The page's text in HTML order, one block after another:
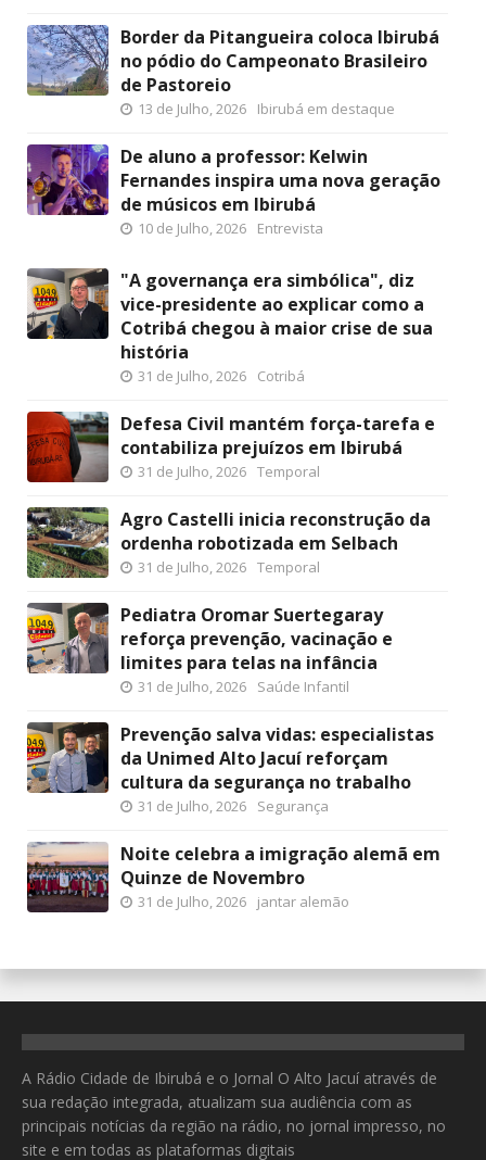
Border da Pitangueira coloca Ibirubá
no pódio do Campeonato Brasileiro
de Pastoreio
13 de Julho, 2026 Ibirubá em destaque
De aluno a professor: Kelwin
Fernandes inspira uma nova geração
de músicos em Ibirubá
10 de Julho, 2026 Entrevista
"A governança era simbólica", diz
vice-presidente ao explicar como a
Cotribá chegou à maior crise de sua
história
31 de Julho, 2026 Cotribá
Defesa Civil mantém força-tarefa e
contabiliza prejuízos em Ibirubá
31 de Julho, 2026 Temporal
Agro Castelli inicia reconstrução da
ordenha robotizada em Selbach
31 de Julho, 2026 Temporal
Pediatra Oromar Suertegaray
reforça prevenção, vacinação e
limites para telas na infância
31 de Julho, 2026 Saúde Infantil
Prevenção salva vidas: especialistas
da Unimed Alto Jacuí reforçam
cultura da segurança no trabalho
31 de Julho, 2026 Segurança
Noite celebra a imigração alemã em
Quinze de Novembro
31 de Julho, 2026 jantar alemão
A Rádio Cidade de Ibirubá e o Jornal O Alto Jacuí através de
sua redação integrada, atualizam sua audiência com as
principais notícias da região na rádio, no jornal impresso, no
site e em todas as plataformas digitais